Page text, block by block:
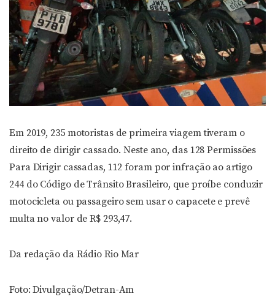
Em 2019, 235 motoristas de primeira viagem tiveram o
direito de dirigir cassado. Neste ano, das 128 Permissões
Para Dirigir cassadas, 112 foram por infração ao artigo
244 do Código de Trânsito Brasileiro, que proíbe conduzir
motocicleta ou passageiro sem usar o capacete e prevê
multa no valor de R$ 293,47.
Da redação da Rádio Rio Mar
Foto: Divulgação/Detran-Am